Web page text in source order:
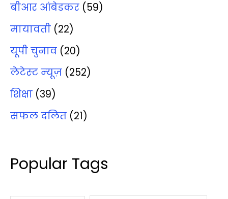
बीआर आंबेडकर (59)
मायावती (22)
यूपी चुनाव (20)
लेटेस्‍ट न्‍यूज़ (252)
शिक्षा (39)
सफल दलित (21)
Popular Tags